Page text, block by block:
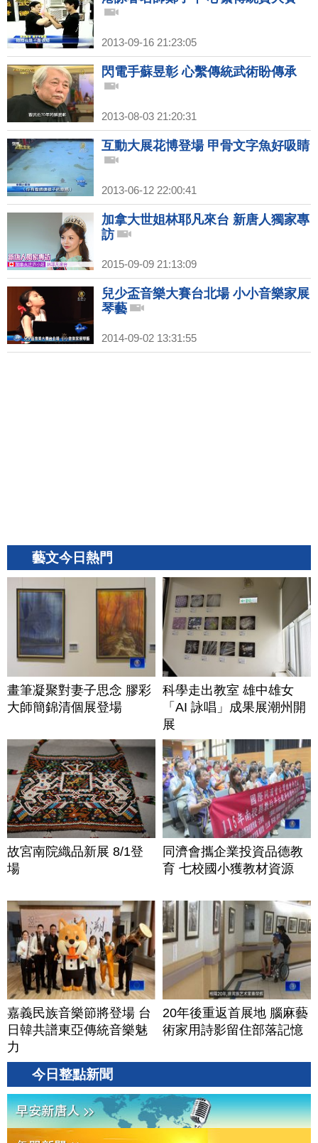
2013-09-16 21:23:05
閃電手蘇昱彰 心繫傳統武術盼傳承
2013-08-03 21:20:31
互動大展花博登場 甲骨文字魚好吸睛
2013-06-12 22:00:41
加拿大世姐林耶凡來台 新唐人獨家專
訪
2015-09-09 21:13:09
兒少盃音樂大賽台北場 小小音樂家展
琴藝
2014-09-02 13:31:55
藝文今日熱門
畫筆凝聚對妻子思念 膠彩
大師簡錦清個展登場
科學走出教室 雄中雄女
「AI 詠唱」成果展潮州開
展
故宮南院織品新展 8/1登
場
同濟會攜企業投資品德教
育 七校國小獲教材資源
嘉義民族音樂節將登場 台
日韓共譜東亞傳統音樂魅
力
20年後重返首展地 腦麻藝
術家用詩影留住部落記憶
今日整點新聞